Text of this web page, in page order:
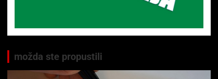
možda ste propustili